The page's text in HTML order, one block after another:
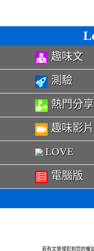
趣味文
測驗
熱門分享
趣味影片
LOVE
電腦版
若有文章侵犯到您的權